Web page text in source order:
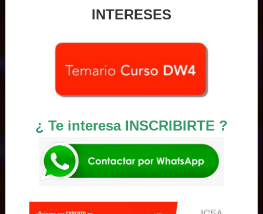
INTERESES
¿ Te interesa INSCRIBIRTE ?